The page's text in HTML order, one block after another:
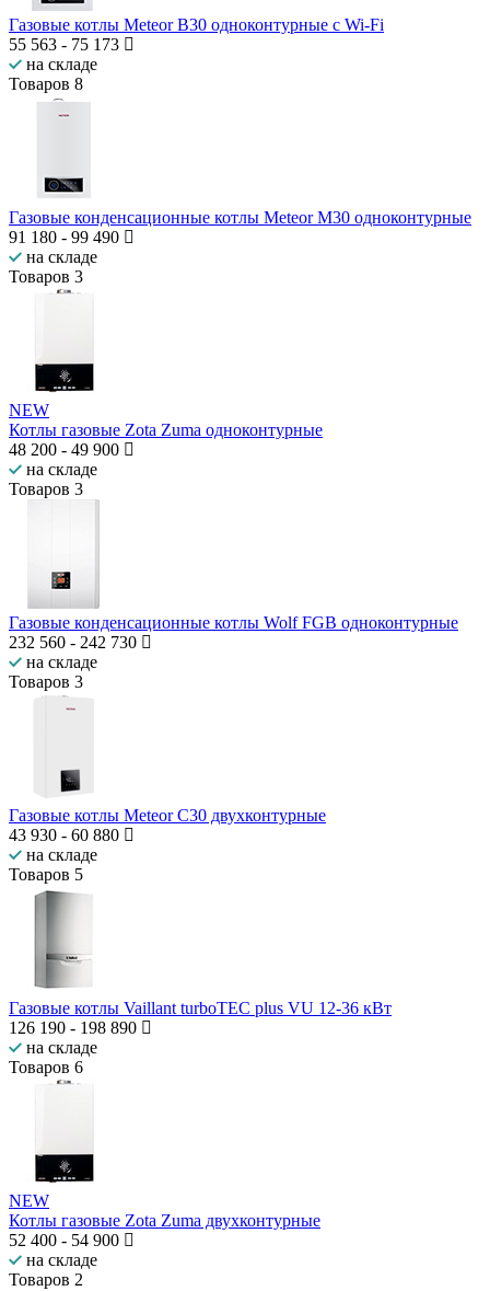
Газовые котлы Meteor B30 одноконтурные с Wi-Fi
55 563 - 75 173
на складе
Товаров 8
Газовые конденсационные котлы Meteor M30 одноконтурные
91 180 - 99 490
на складе
Товаров 3
NEW
Котлы газовые Zota Zuma одноконтурные
48 200 - 49 900
на складе
Товаров 3
Газовые конденсационные котлы Wolf FGB одноконтурные
232 560 - 242 730
на складе
Товаров 3
Газовые котлы Meteor C30 двухконтурные
43 930 - 60 880
на складе
Товаров 5
Газовые котлы Vaillant turboTEC plus VU 12-36 кВт
126 190 - 198 890
на складе
Товаров 6
NEW
Котлы газовые Zota Zuma двухконтурные
52 400 - 54 900
на складе
Товаров 2